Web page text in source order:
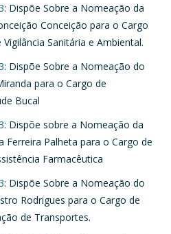
: Dispõe Sobre a Nomeação da
Conceição para o Cargo
Sanitária e Ambiental.
: Dispõe Sobre a Nomeação do
para o Cargo de
Bucal
: Dispõe sobre a Nomeação da
Ferreira Palheta para o Cargo de
Farmacêutica
: Dispõe Sobre a Nomeação do
Rodrigues para o Cargo de
de Transportes.